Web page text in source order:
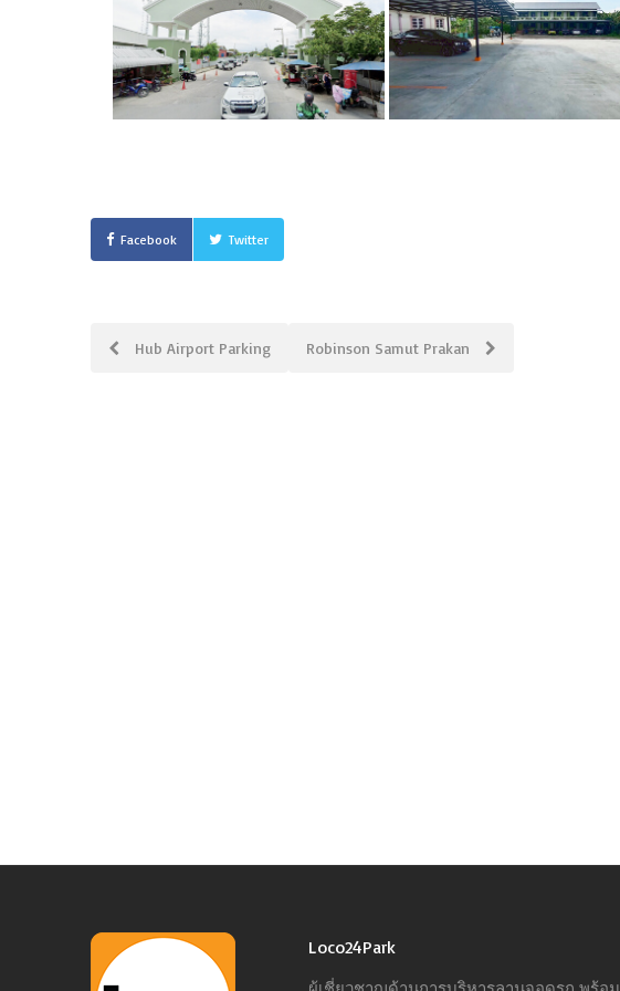
Facebook Twitter
PostHub Airport Parking Robinson Samut Prakan
Loco24Park